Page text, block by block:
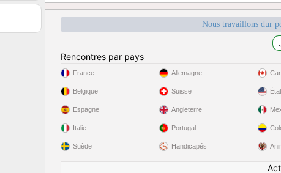
Nous travaillons dur
Rencontres par pays
France
Belgique
Espagne
Italie
Suède
Allemagne
Suisse
Angleterre
Portugal
Handicapés